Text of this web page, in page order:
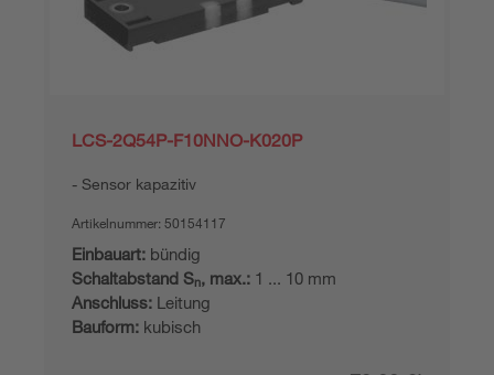
LCS-2Q54P-F10NNO-K020P
Sensor kapazitiv
Artikelnummer: 50154117
Einbauart: bündig
Schaltabstand Sn , max.: 1 ... 10 mm
Anschluss: Leitung
Bauform: kubisch